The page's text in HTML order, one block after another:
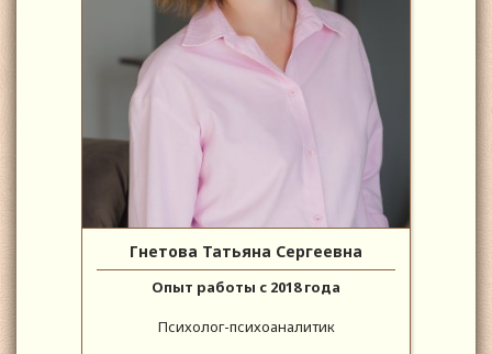
Гнетова Татьяна Сергеевна
Опыт работы с 2018 года
Психолог-психоаналитик